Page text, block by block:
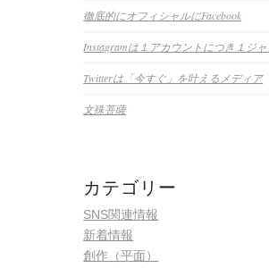
徹底的にオフィシャルにFacebook
Instagramは１アカウントにつき１ジ
Twitterは「今すぐ」を叶えるメディア
文殊菩薩
カテゴリー
SNS関連情報
新着情報
創作（平面）